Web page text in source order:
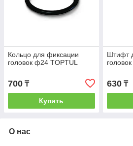
Кольцо для фиксации
головок ф24 TOPTUL
700 ₸
Купить
Штифт
630₸
О нас